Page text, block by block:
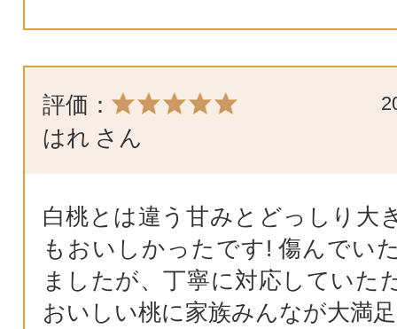
評価：
はれ さん
白桃とは違う甘みとどっしり大
もおいしかったです! 傷んでい
ましたが、丁寧に対応していた
おいしい桃に家族みんなが大満